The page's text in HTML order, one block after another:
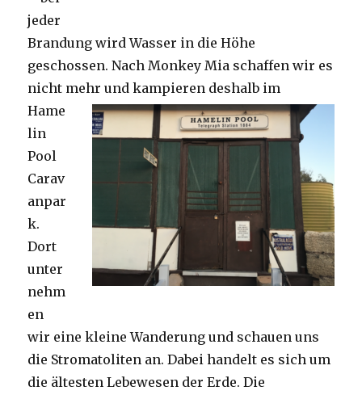
jeder
Brandung wird Wasser in die Höhe
geschossen. Nach Monkey Mia schaffen wir es
nicht mehr und kampieren deshalb im
Hame
lin
Pool
Carav
anpar
k.
Dort
unter
nehm
en
wir eine kleine Wanderung und schauen uns
die Stromatoliten an. Dabei handelt es sich um
die ältesten Lebewesen der Erde. Die